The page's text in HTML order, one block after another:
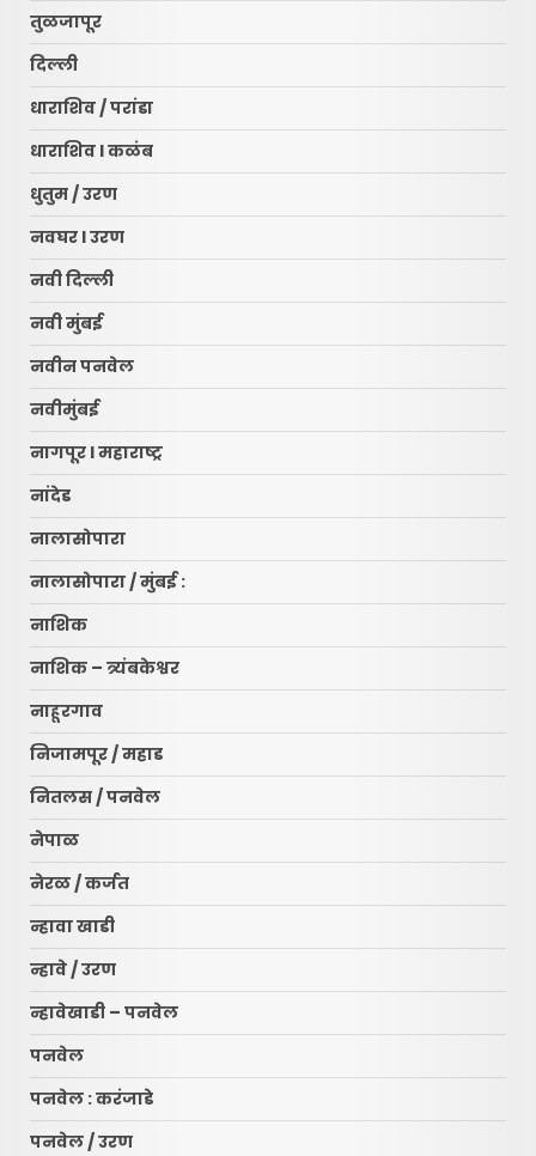
तुळजापूर
दिल्ली
धाराशिव / परांडा
धाराशिव l कळंब
धुतुम / उरण
नवघर l उरण
नवी दिल्ली
नवी मुंबई
नवीन पनवेल
नवीमुंबई
नागपूर l महाराष्ट्र
नांदेड
नालासोपारा
नालासोपारा / मुंबई :
नाशिक
नाशिक – त्र्यंबकेश्वर
नाहूरगाव
निजामपूर / महाड
नितलस / पनवेल
नेपाळ
नेरळ / कर्जत
न्हावा खाडी
न्हावे / उरण
न्हावेखाडी – पनवेल
पनवेल
पनवेल : करंजाडे
पनवेल / उरण